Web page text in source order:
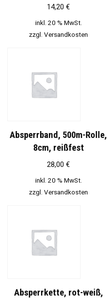
14,20 €
inkl. 20 % MwSt.
zzgl. Versandkosten
Absperrband, 500m-Rolle,
8cm, reißfest
28,00 €
inkl. 20 % MwSt.
zzgl. Versandkosten
Absperrkette, rot-weiß,